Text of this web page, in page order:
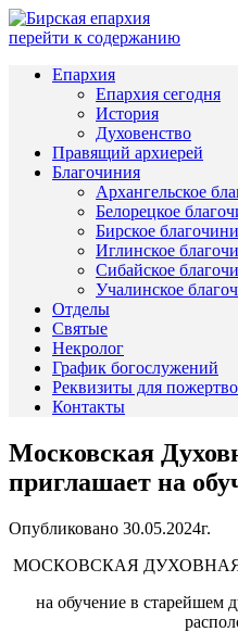
перейти к содержанию
Епархия
Епархия сегодня
История
Духовенство
Правящий архиерей
Благочиния
Архангельское
Белорецкое
Бирское
Иглинское
Сибайское
Учалинское
Отделы
Святые
Некролог
График богослужений
Реквизиты для
Контакты
Московская
приглашает на
Опубликовано 30.05.2024г.
МОСКОВСКАЯ
на обучение в старейшем